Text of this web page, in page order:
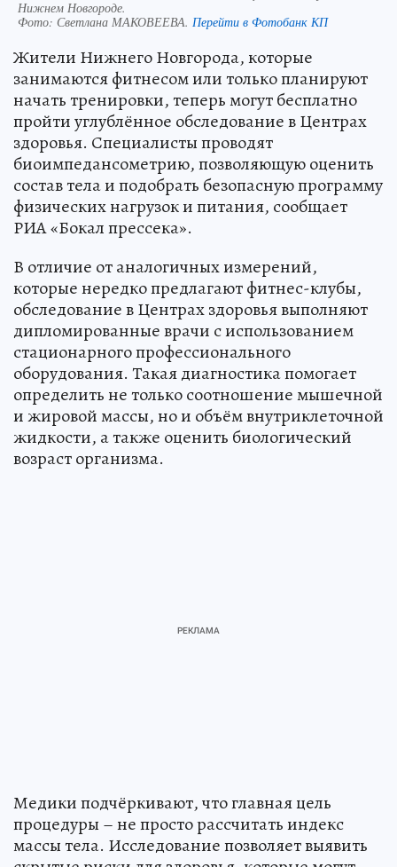
Нижнем Новгороде.
Фото: Светлана МАКОВЕЕВА. Перейти в Фотобанк КП
Жители Нижнего Новгорода, которые
занимаются фитнесом или только планируют
начать тренировки, теперь могут бесплатно
пройти углублённое обследование в Центрах
здоровья. Специалисты проводят
биоимпедансометрию, позволяющую оценить
состав тела и подобрать безопасную программу
физических нагрузок и питания, сообщает
РИА «Бокал прессека».
В отличие от аналогичных измерений,
которые нередко предлагают фитнес-клубы,
обследование в Центрах здоровья выполняют
дипломированные врачи с использованием
стационарного профессионального
оборудования. Такая диагностика помогает
определить не только соотношение мышечной
и жировой массы, но и объём внутриклеточной
жидкости, а также оценить биологический
возраст организма.
Медики подчёркивают, что главная цель
процедуры – не просто рассчитать индекс
массы тела. Исследование позволяет выявить